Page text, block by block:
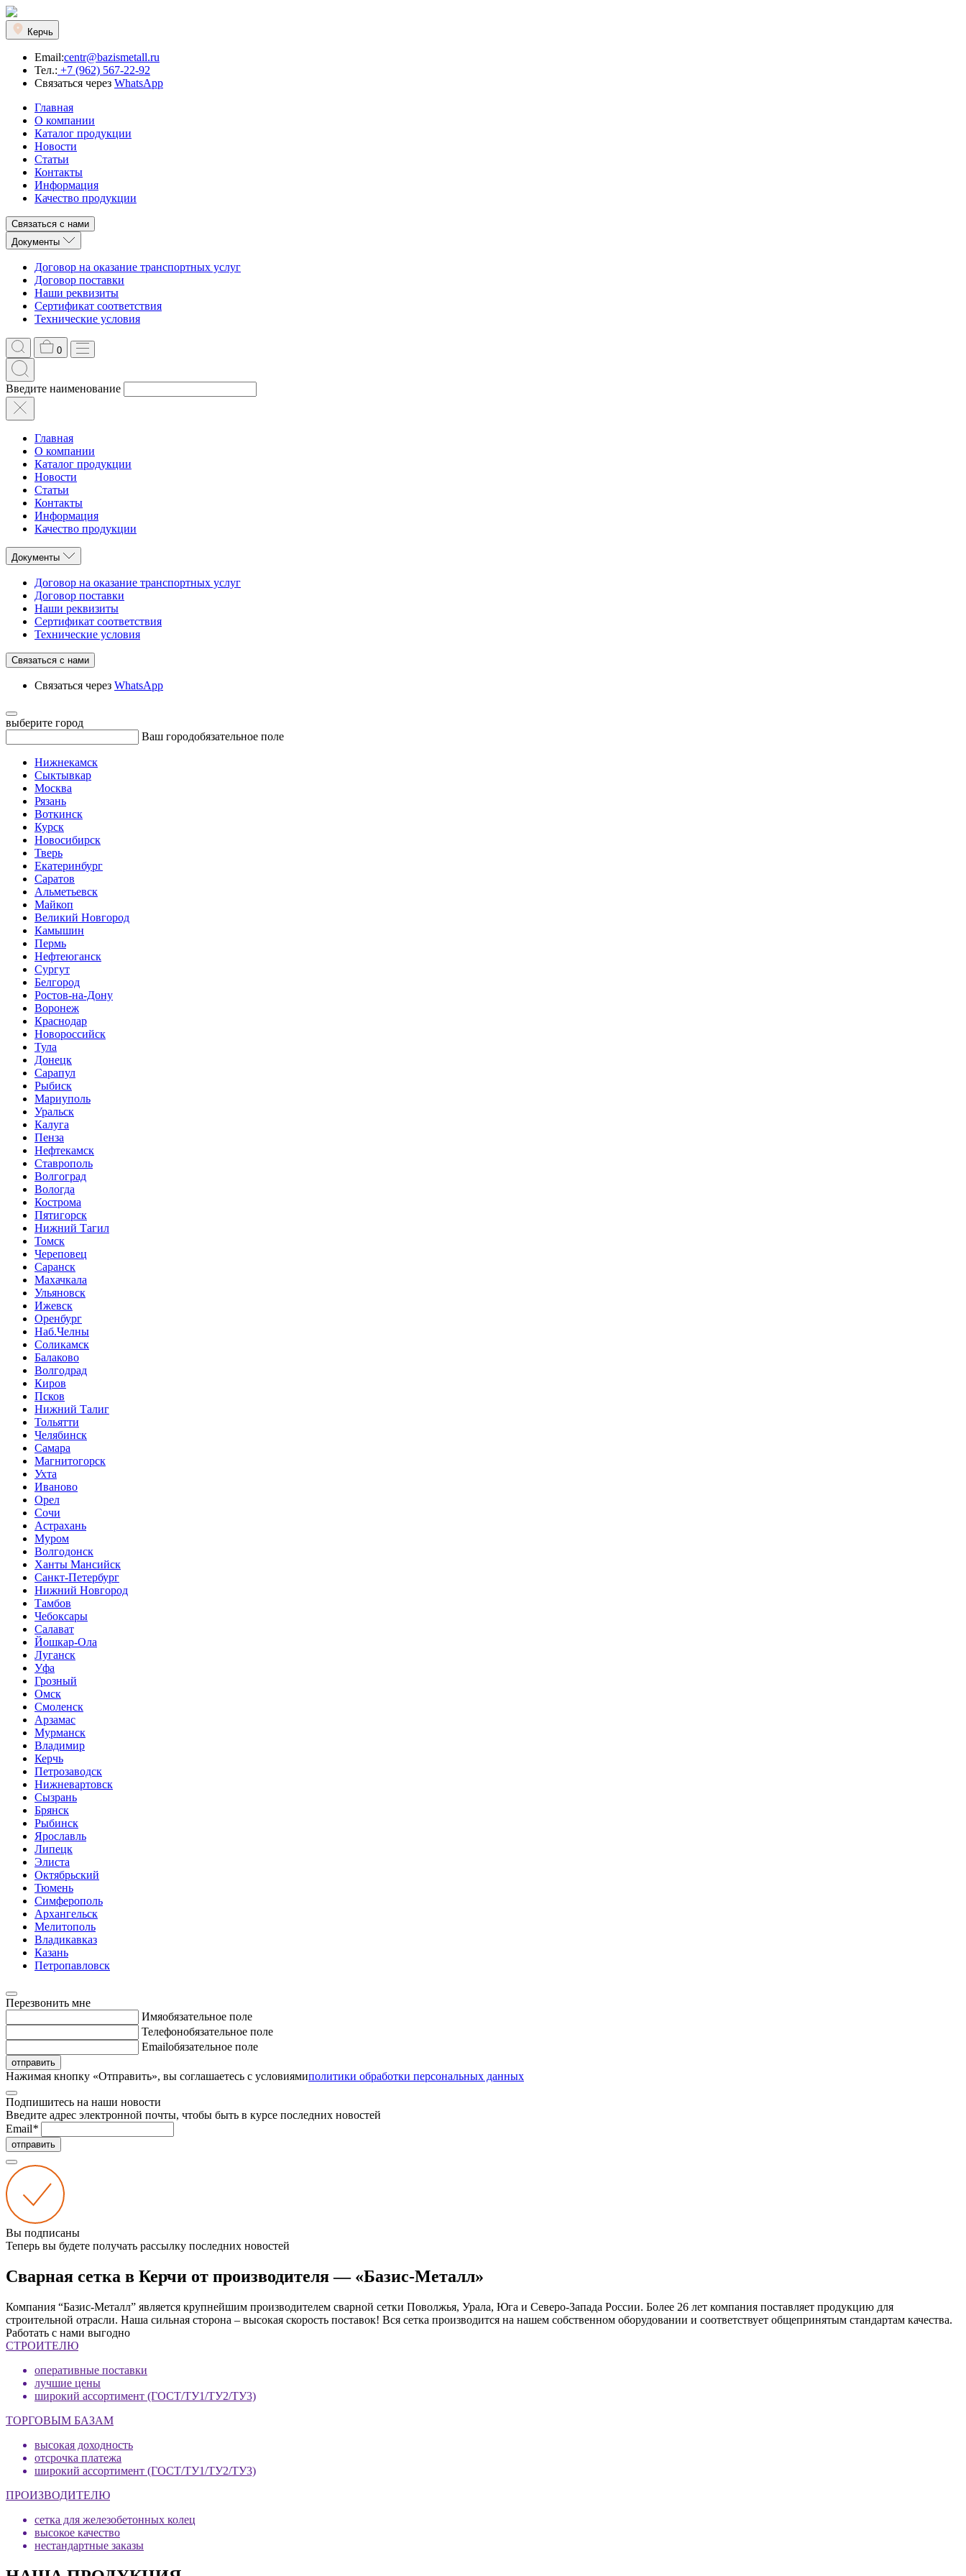
Керчь
Email:centr@bazismetall.ru
Тел.: +7 (962) 567-22-92
Связаться через WhatsApp
Главная
О компании
Каталог продукции
Новости
Статьи
Контакты
Информация
Качество продукции
Связаться с нами
Документы
Договор на оказание транспортных услуг
Договор поставки
Наши реквизиты
Сертификат соответствия
Технические условия
0
Введите наименование
Главная
О компании
Каталог продукции
Новости
Статьи
Контакты
Информация
Качество продукции
Документы
Договор на оказание транспортных услуг
Договор поставки
Наши реквизиты
Сертификат соответствия
Технические условия
Связаться с нами
Связаться через WhatsApp
выберите город
Ваш городобязательное поле
Нижнекамск
Сыктывкар
Москва
Рязань
Воткинск
Курск
Новосибирск
Тверь
Екатеринбург
Саратов
Альметьевск
Майкоп
Великий Новгород
Камышин
Пермь
Нефтеюганск
Сургут
Белгород
Ростов-на-Дону
Воронеж
Краснодар
Новороссийск
Тула
Донецк
Сарапул
Рыбиск
Мариуполь
Уральск
Калуга
Пенза
Нефтекамск
Ставрополь
Волгоград
Вологда
Кострома
Пятигорск
Нижний Тагил
Томск
Череповец
Саранск
Махачкала
Ульяновск
Ижевск
Оренбург
Наб.Челны
Соликамск
Балаково
Волгодрад
Киров
Псков
Нижний Талиг
Тольятти
Челябинск
Самара
Магнитогорск
Ухта
Иваново
Орел
Сочи
Астрахань
Муром
Волгодонск
Ханты Мансийск
Санкт-Петербург
Нижний Новгород
Тамбов
Чебоксары
Салават
Йошкар-Ола
Луганск
Уфа
Грозный
Омск
Смоленск
Арзамас
Мурманск
Владимир
Керчь
Петрозаводск
Нижневартовск
Сызрань
Брянск
Рыбинск
Ярославль
Липецк
Элиста
Октябрьский
Тюмень
Симферополь
Архангельск
Мелитополь
Владикавказ
Казань
Петропавловск
Перезвонить мне
Имяобязательное поле
Телефонобязательное поле
Emailобязательное поле
отправить
Нажимая кнопку «Отправить», вы соглашаетесь с условиямиполитики обработки персональных данных
Подпишитесь на наши новости
Введите адрес электронной почты, чтобы быть в курсе последних новостей
Email*
отправить
Вы подписаны
Теперь вы будете получать рассылку последних новостей
Сварная сетка в Керчи от производителя — «Базис-Металл»
Компания “Базис-Металл” является крупнейшим производителем сварной сетки Поволжья, Урала, Юга и Северо-Запада России. Более 26 лет компания поставляет продукцию для
строительной отрасли. Наша сильная сторона – высокая скорость поставок! Вся сетка производится на нашем собственном оборудовании и соответствует общепринятым стандартам качества.
Работать с нами выгодно
СТРОИТЕЛЮ
оперативные поставки
лучшие цены
широкий ассортимент (ГОСТ/ТУ1/ТУ2/ТУ3)
ТОРГОВЫМ БАЗАМ
высокая доходность
отсрочка платежа
широкий ассортимент (ГОСТ/ТУ1/ТУ2/ТУ3)
ПРОИЗВОДИТЕЛЮ
сетка для железобетонных колец
высокое качество
нестандартные заказы